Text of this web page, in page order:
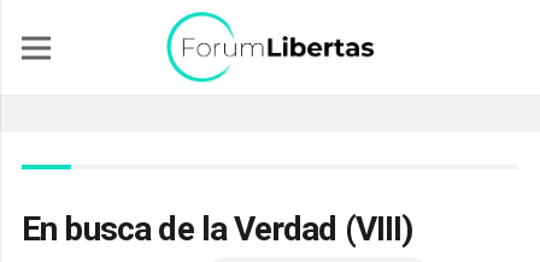
En busca de la Verdad (VIII)